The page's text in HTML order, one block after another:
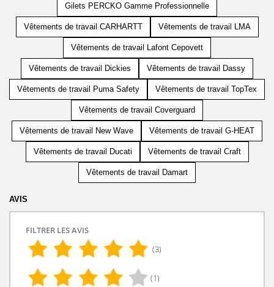
Gilets PERCKO Gamme Professionnelle
Vêtements de travail CARHARTT Vêtements de travail LMA
Vêtements de travail Lafont Cepovett
Vêtements de travail Dickies Vêtements de travail Dassy
Vêtements de travail Puma Safety Vêtements de travail TopTex
Vêtements de travail Coverguard
Vêtements de travail New Wave Vêtements de travail G-HEAT
Vêtements de travail Ducati Vêtements de travail Craft
Vêtements de travail Damart
AVIS
FILTRER LES AVIS
(3)
(1)